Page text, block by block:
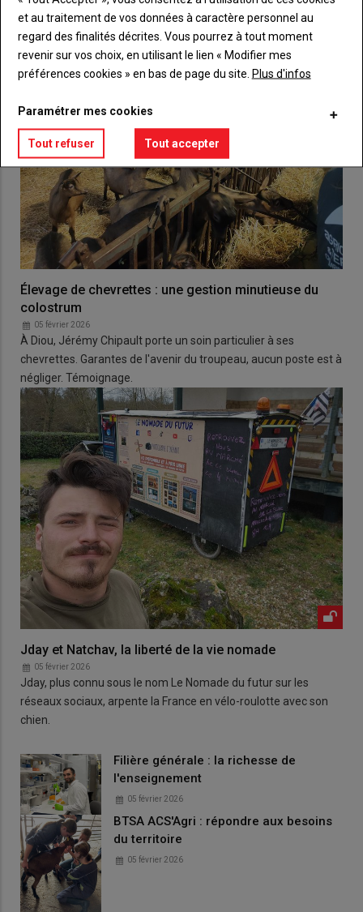
Élevage de chevrettes : une gestion minutieuse du
colostrum
05 février 2026
À Diou, Jérémy Chipault porte un soin particulier à ses
chevrettes. Garantes de l'avenir du troupeau, aucun poste est à
négliger. Témoignage.
Jday et Natchav, la liberté de la vie nomade
05 février 2026
Jday, plus connu sous le nom Le Nomade du futur sur les
réseaux sociaux, arpente la France en vélo-roulotte avec son
chien.
Filière générale : la richesse de
l'enseignement
05 février 2026
BTSA ACS'Agri : répondre aux besoins
du territoire
05 février 2026
et au traitement de vos données à caractère personnel au
regard des finalités décrites. Vous pourrez à tout moment
revenir sur vos choix, en utilisant le lien « Modifier mes
préférences cookies » en bas de page du site. Plus d'infos
Paramétrer mes cookies
Tout refuser Tout accepter